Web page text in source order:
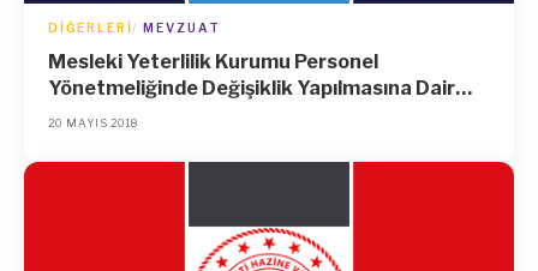
DIĞERLERI MEVZUAT
Mesleki Yeterlilik Kurumu Personel
Yönetmeliğinde Değişiklik Yapılmasına Dair
Yönetmelik
20 MAYIS 2018